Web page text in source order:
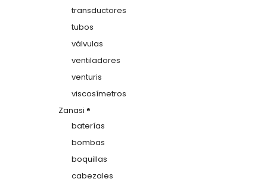
transductores
tubos
válvulas
ventiladores
venturis
viscosímetros
Zanasi ®
baterías
bombas
boquillas
cabezales